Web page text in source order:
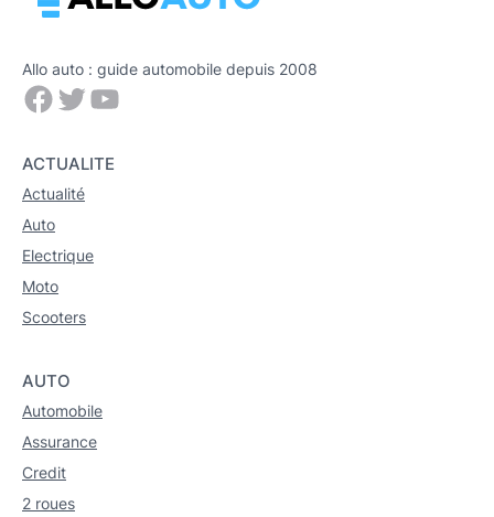
Allo auto : guide automobile depuis 2008
Facebook
Twitter
YouTube
ACTUALITE
Actualité
Auto
Electrique
Moto
Scooters
AUTO
Automobile
Assurance
Credit
2 roues